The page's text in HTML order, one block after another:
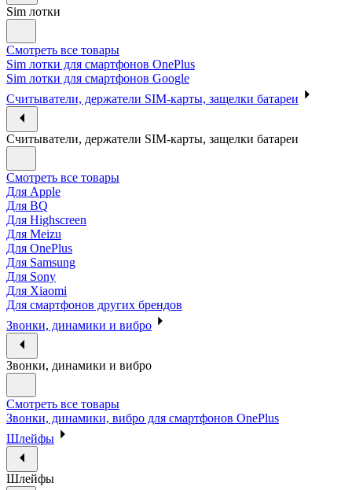
Sim лотки
Смотреть все товары
Sim лотки для смартфонов OnePlus
Sim лотки для смартфонов Google
Считыватели, держатели SIM-карты, защелки батареи
Считыватели, держатели SIM-карты, защелки батареи
Смотреть все товары
Для Apple
Для BQ
Для Highscreen
Для Meizu
Для OnePlus
Для Samsung
Для Sony
Для Xiaomi
Для смартфонов других брендов
Звонки, динамики и вибро
Звонки, динамики и вибро
Смотреть все товары
Звонки, динамики, вибро для смартфонов OnePlus
Шлейфы
Шлейфы